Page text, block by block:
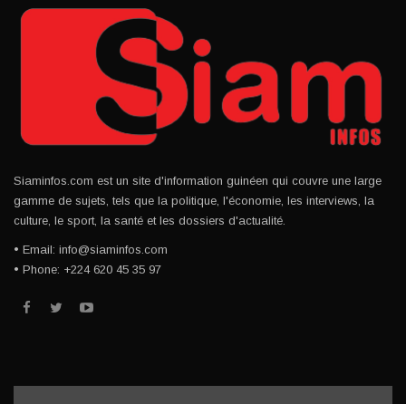
Siaminfos.com est un site d'information guinéen qui couvre une large
gamme de sujets, tels que la politique, l'économie, les interviews, la
culture, le sport, la santé et les dossiers d'actualité.
• Email: info@siaminfos.com
• Phone: +224 620 45 35 97